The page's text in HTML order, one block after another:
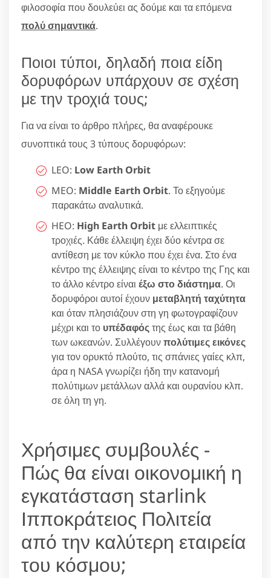
φιλοσοφία που δουλεύει ας δούμε και τα επόμενα
πολύ σημαντικά.
Ποιοι τύποι, δηλαδή ποια είδη
δορυφόρων υπάρχουν σε σχέση
με την τροχιά τους;
Για να είναι το άρθρο πλήρες, θα αναφέρουκε
συνοπτικά τους 3 τύπους δορυφόρων:
LEO: Low Earth Orbit
MEO: Middle Earth Orbit. Το εξηγούμε
παρακάτω αναλυτικά.
HEO: High Earth Orbit με ελλειπτικές
τροχιές. Κάθε έλλειψη έχει δύο κέντρα σε
αντίθεση με τον κύκλο που έχει ένα. Στο ένα
κέντρο της έλλειψης είναι το κέντρο της Γης και
το άλλο κέντρο είναι έξω στο διάστημα. Οι
δορυφόροι αυτοί έχουν μεταβλητή ταχύτητα
και όταν πλησιάζουν στη γη φωτογραφίζουν
μέχρι και το υπέδαφόςτης έως και τα βάθη
των ωκεανών. Συλλέγουνπολύτιμες εικόνες
για τον ορυκτό πλούτο, τις σπάνιες γαίες κλπ,
άρα η NASA γνωρίζει ήδη την κατανομή
πολύτιμων μετάλλων αλλά και ουρανίου κλπ.
σε όλη τη γη.
Χρήσιμες συμβουλές -
Πώς θα είναι οικονομική η
εγκατάσταση starlink
Ιπποκράτειος Πολιτεία
από την καλύτερη εταιρεία
του κόσμου;